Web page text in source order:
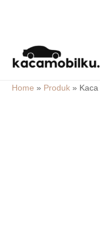
content
Home » Produk »